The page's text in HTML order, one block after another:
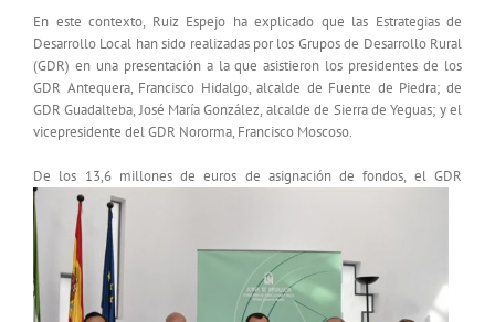
En este contexto, Ruiz Espejo ha explicado que las Estrategias de
Desarrollo Local han sido realizadas por los Grupos de Desarrollo Rural
(GDR) en una presentación a la que asistieron los presidentes de los
GDR Antequera, Francisco Hidalgo, alcalde de Fuente de Piedra; de
GDR Guadalteba, José María González, alcalde de Sierra de Yeguas; y el
vicepresidente del GDR Nororma, Francisco Moscoso.
De los 13,6 millones de euros de asignación de fondos, el GDR